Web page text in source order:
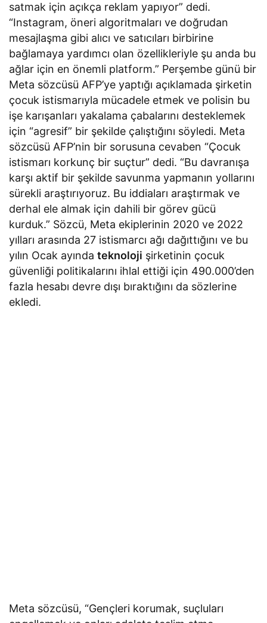
satmak için açıkça reklam yapıyor” dedi.
“Instagram, öneri algoritmaları ve doğrudan
mesajlaşma gibi alıcı ve satıcıları birbirine
bağlamaya yardımcı olan özellikleriyle şu anda bu
ağlar için en önemli platform.” Perşembe günü bir
Meta sözcüsü AFP’ye yaptığı açıklamada şirketin
çocuk istismarıyla mücadele etmek ve polisin bu
işe karışanları yakalama çabalarını desteklemek
için “agresif” bir şekilde çalıştığını söyledi. Meta
sözcüsü AFP’nin bir sorusuna cevaben “Çocuk
istismarı korkunç bir suçtur” dedi. “Bu davranışa
karşı aktif bir şekilde savunma yapmanın yollarını
sürekli araştırıyoruz. Bu iddiaları araştırmak ve
derhal ele almak için dahili bir görev gücü
kurduk.” Sözcü, Meta ekiplerinin 2020 ve 2022
yılları arasında 27 istismarcı ağı dağıttığını ve bu
yılın Ocak ayındateknoloji şirketinin çocuk
güvenliği politikalarını ihlal ettiği için 490.000’den
fazla hesabı devre dışı bıraktığını da sözlerine
ekledi.
Meta sözcüsü, “Gençleri korumak, suçluları